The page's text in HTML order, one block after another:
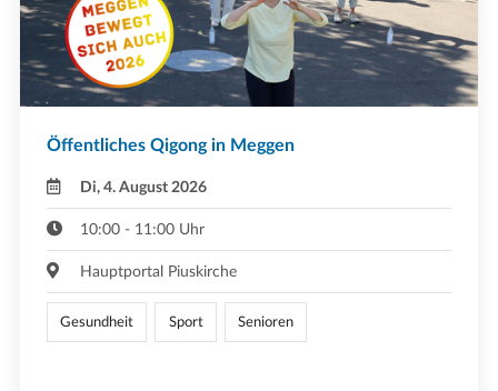
Öffentliches Qigong in Meggen
Di, 4. August 2026
10:00 - 11:00 Uhr
Hauptportal Piuskirche
Gesundheit Sport Senioren